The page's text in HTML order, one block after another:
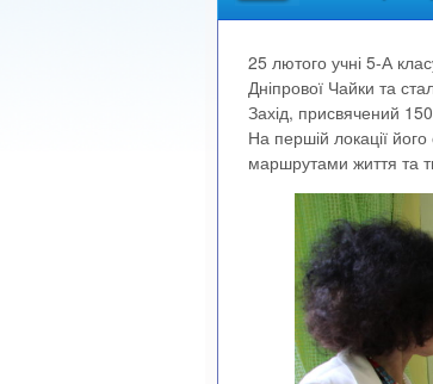
25 лютого учні 5-А
Дніпрової Чайки та
Захід, присвячений
На першій локації
маршрутами життя та